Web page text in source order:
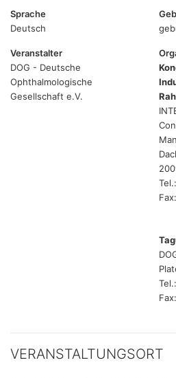
Sprache
Deutsch
Veranstalter
DOG - Deutsche
Ophthalmologische
Gesellschaft e.V.
VERANSTALTUNGSORT